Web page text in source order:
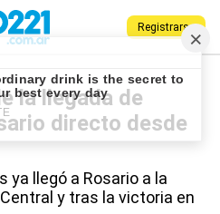
Registrarse
Deportes
la llegada de
directo desde
ya llegó a Rosario a la
y tras la victoria en